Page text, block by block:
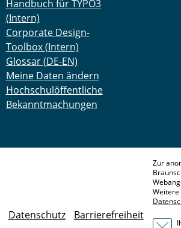
Handbuch für TYPO3
(Intern)
Corporate Design-
Toolbox (Intern)
Glossar (DE-EN)
Meine Daten ändern
Hochschulöffentliche
Bekanntmachungen
Datenschutz Barrierefreiheit
Zur